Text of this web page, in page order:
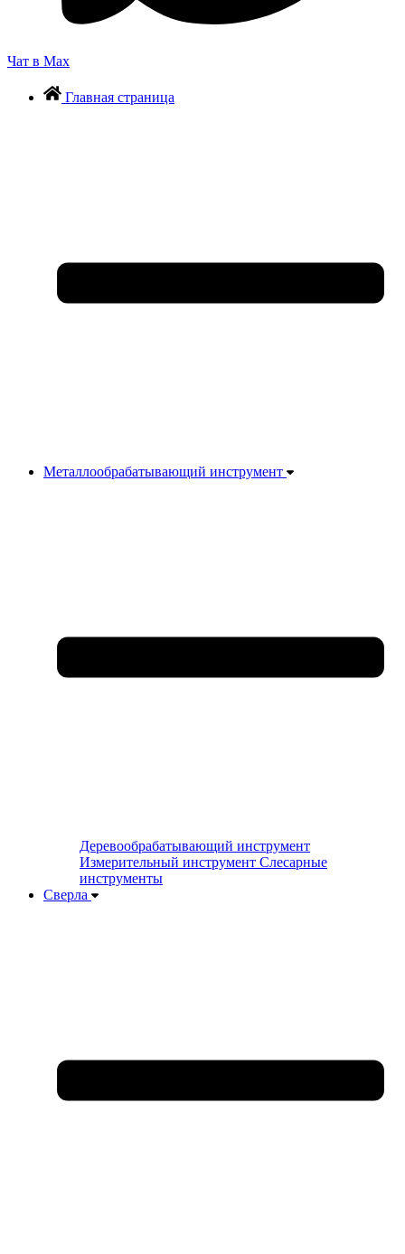
Чат в Max
Главная страница
Металлообрабатывающий инструмент
Деревообрабатывающий инструмент
Измерительный инструмент Слесарные
инструменты
Сверла